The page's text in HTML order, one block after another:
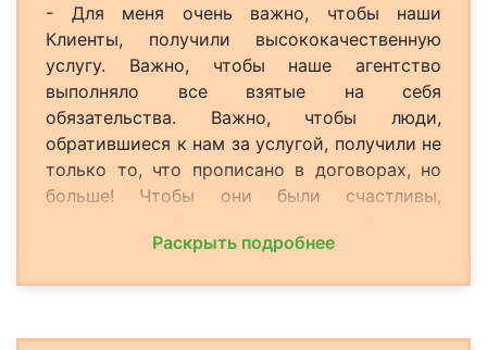
- Для меня очень важно, чтобы наши
Клиенты, получили высококачественную
услугу. Важно, чтобы наше агентство
выполняло все взятые на себя
обязательства. Важно, чтобы люди,
обратившиеся к нам за услугой, получили не
только то, что прописано в договорах, но
больше! Чтобы они были счастливы,
Раскрыть подробнее